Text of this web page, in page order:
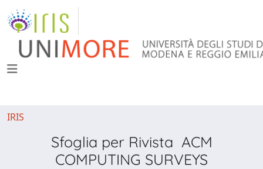
IRIS
Sfoglia per Rivista ACM
COMPUTING SURVEYS